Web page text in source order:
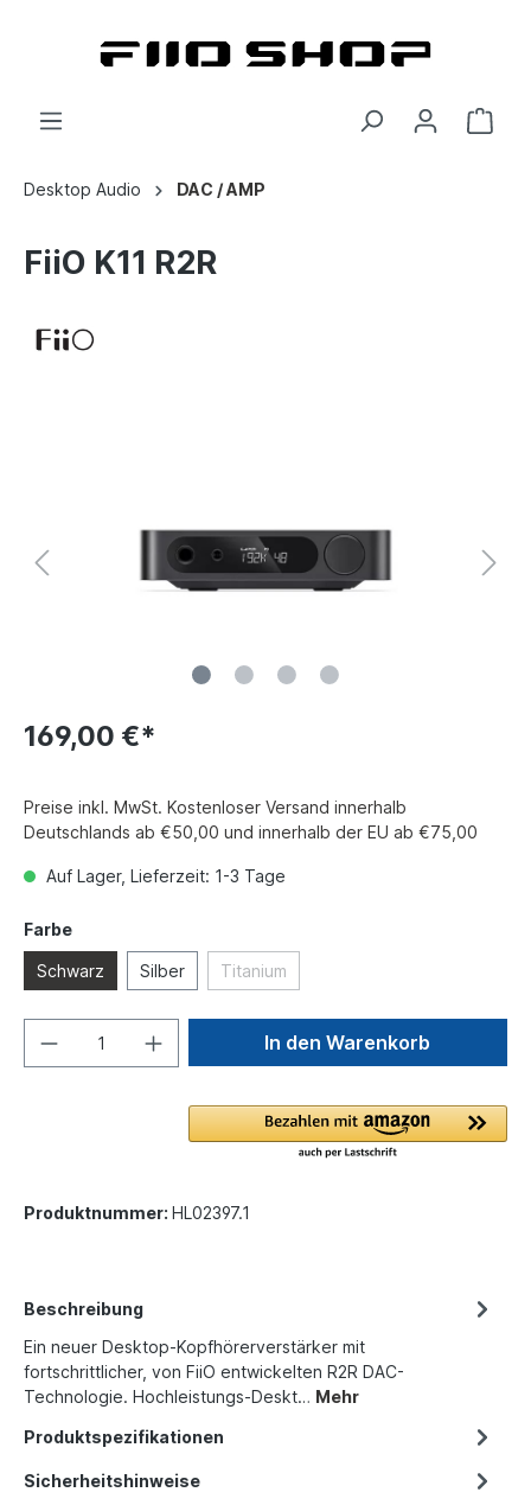
Desktop Audio DAC / AMP
FiiO K11 R2R
169,00 €*
Preise inkl. MwSt. Kostenloser Versand innerhalb
Deutschlands ab €50,00 und innerhalb der EU ab €75,00
Auf Lager, Lieferzeit: 1-3 Tage
Farbe
Schwarz Silber Titanium
In den Warenkorb
Produktnummer: HL02397.1
Beschreibung
Ein neuer Desktop-Kopfhörerverstärker mit
fortschrittlicher, von FiiO entwickelten R2R DAC-
Technologie. Hochleistungs-Deskt… Mehr
Produktspezifikationen
Sicherheitshinweise